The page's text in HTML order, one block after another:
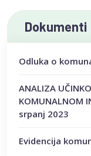
Dokumenti
Odluka o
ANALIZA
KOMUNALNOM
srpanj 2023
Evidencija